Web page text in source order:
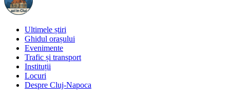
Ultimele știri
Ghidul orașului
Evenimente
Trafic și transport
Instituții
Locuri
Despre Cluj-Napoca